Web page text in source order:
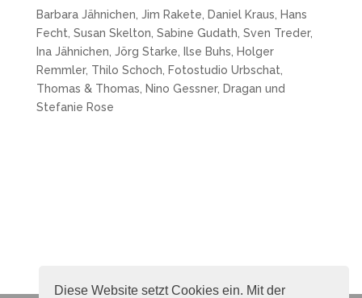
Diese Website setzt Cookies ein. Mit der
Barbara Jähnichen, Jim Rakete, Daniel Kraus, Hans
Fecht, Susan Skelton, Sabine Gudath, Sven Treder,
Ina Jähnichen, Jörg Starke, Ilse Buhs, Holger
Remmler, Thilo Schoch, Fotostudio Urbschat,
Thomas & Thomas, Nino Gessner, Dragan und
Stefanie Rose